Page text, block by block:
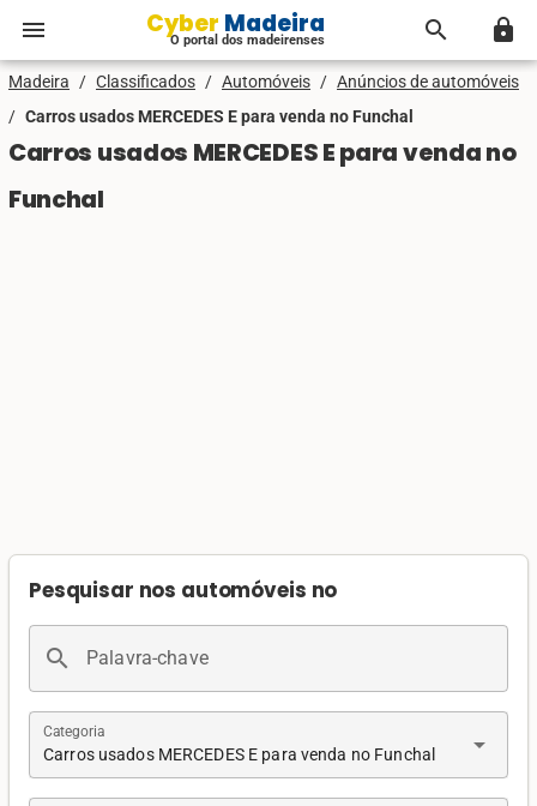
menu Cyber Madeira
O portal dos madeirenses search lock
Madeira / Classificados / Automóveis / Anúncios de automóveis
/ Carros usados MERCEDES E para venda no Funchal
Carros usados MERCEDES E para venda no
Funchal
Pesquisar nos automóveis no
search Palavra-chave
Carros usados MERCEDES E para venda no Funchal
Categoria arrow_drop_down